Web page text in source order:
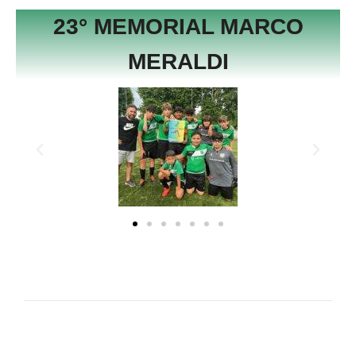
23° MEMORIAL MARCO
MERALDI